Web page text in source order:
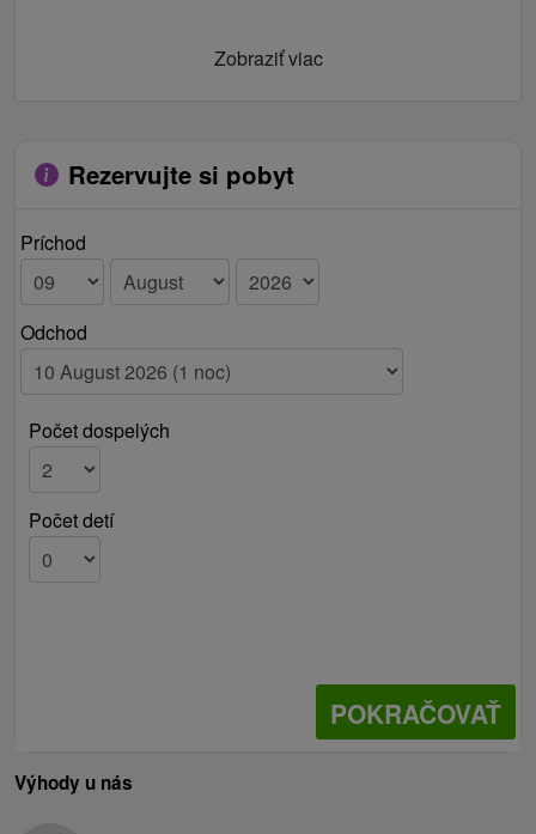
Zobraziť viac
Rezervujte si pobyt
Príchod
Odchod
Počet dospelých
Počet detí
POKRAČOVAŤ
Výhody u nás